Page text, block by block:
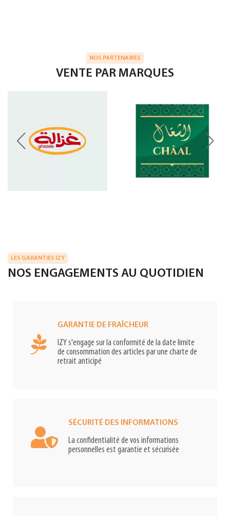
NOS PARTENAIRES
VENTE PAR MARQUES
LES GARANTIES IZY
NOS ENGAGEMENTS AU QUOTIDIEN
GARANTIE DE FRAÎCHEUR
IZY s'engage sur la conformité de la date limite
de consommation des articles par une charte de
retrait anticipé
SÉCURITÉ DES INFORMATIONS
La confidentialité de vos informations
personnelles est garantie et sécurisée